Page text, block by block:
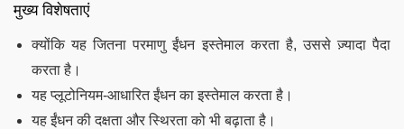
मुख्य विशेषताएं
क्योंकि यह जितना परमाणु ईंधन इस्तेमाल करता है, उससे ज़्यादा पैदा
करता है।
यह प्लूटोनियम-आधारित ईंधन का इस्तेमाल करता है।
यह ईंधन की दक्षता और स्थिरता को भी बढ़ाता है।